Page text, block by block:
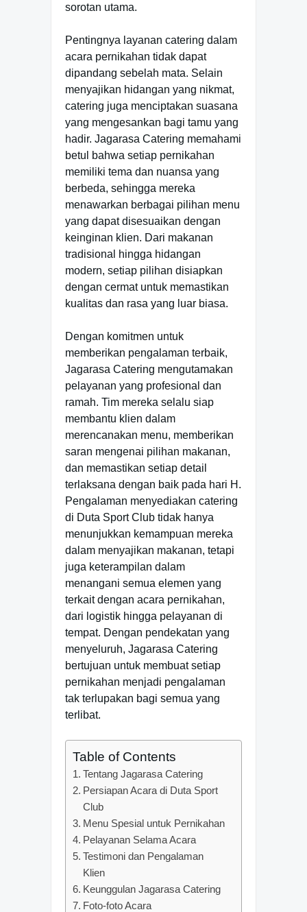
sorotan utama.
Pentingnya layanan catering dalam
acara pernikahan tidak dapat
dipandang sebelah mata. Selain
menyajikan hidangan yang nikmat,
catering juga menciptakan suasana
yang mengesankan bagi tamu yang
hadir. Jagarasa Catering memahami
betul bahwa setiap pernikahan
memiliki tema dan nuansa yang
berbeda, sehingga mereka
menawarkan berbagai pilihan menu
yang dapat disesuaikan dengan
keinginan klien. Dari makanan
tradisional hingga hidangan
modern, setiap pilihan disiapkan
dengan cermat untuk memastikan
kualitas dan rasa yang luar biasa.
Dengan komitmen untuk
memberikan pengalaman terbaik,
Jagarasa Catering mengutamakan
pelayanan yang profesional dan
ramah. Tim mereka selalu siap
membantu klien dalam
merencanakan menu, memberikan
saran mengenai pilihan makanan,
dan memastikan setiap detail
terlaksana dengan baik pada hari H.
Pengalaman menyediakan catering
di Duta Sport Club tidak hanya
menunjukkan kemampuan mereka
dalam menyajikan makanan, tetapi
juga keterampilan dalam
menangani semua elemen yang
terkait dengan acara pernikahan,
dari logistik hingga pelayanan di
tempat. Dengan pendekatan yang
menyeluruh, Jagarasa Catering
bertujuan untuk membuat setiap
pernikahan menjadi pengalaman
tak terlupakan bagi semua yang
terlibat.
Table of Contents
Tentang Jagarasa Catering
Persiapan Acara di Duta Sport
Club
Menu Spesial untuk Pernikahan
Pelayanan Selama Acara
Testimoni dan Pengalaman
Klien
Keunggulan Jagarasa Catering
Foto-foto Acara